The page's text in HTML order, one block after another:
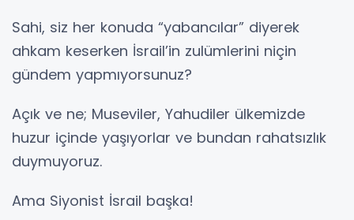
Sahi, siz her konuda “yabancılar” diyerek
ahkam keserken İsrail’in zulümlerini niçin
gündem yapmıyorsunuz?
Açık ve ne; Museviler, Yahudiler ülkemizde
huzur içinde yaşıyorlar ve bundan rahatsızlık
duymuyoruz.
Ama Siyonist İsrail başka!